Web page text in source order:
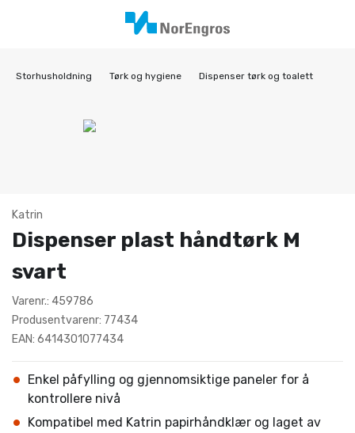
Storhusholdning Tørk og hygiene Dispenser tørk og toalett
Katrin
Dispenser plast håndtørk M
svart
Varenr.: 459786
Produsentvarenr: 77434
EAN: 6414301077434
Enkel påfylling og gjennomsiktige paneler for å
kontrollere nivå
Kompatibel med Katrin papirhåndklær og laget av